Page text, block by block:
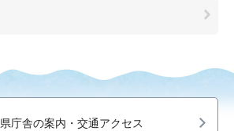
県庁舎の案内・交通アクセス